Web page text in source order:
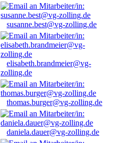
susanne.best@vg-zolling.de
elisabeth.brandmeier@vg-
zolling.de
thomas.burger@vg-zolling.de
daniela.dauer@vg-zolling.de